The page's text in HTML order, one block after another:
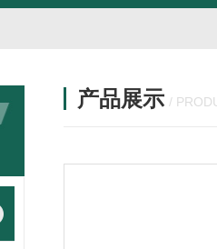
产品展示 /